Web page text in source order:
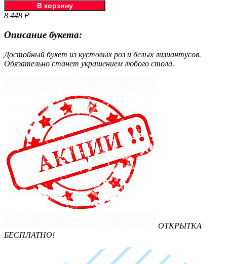
8 448 Р
Описание букета:
Достойный букет из кустовых роз и белых лизиантусов.
Обязательно станет украшением любого стола.
ОТКРЫТКА
БЕСПЛАТНО!